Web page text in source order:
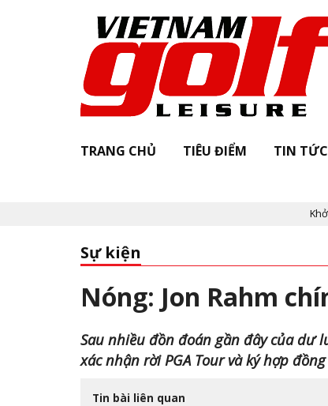
TRANG CHỦ TIÊU ĐIỂM TIN TỨC
Khởi động
Sự kiện
Nóng: Jon Rahm
Sau nhiều đồn đoán gần đây của dư
xác nhận rời PGA Tour và ký hợp
Tin bài liên quan